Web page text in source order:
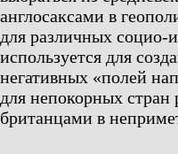
англосаксами в
для различных социо-
используется для
негативных «полей
для непокорных
британцами в